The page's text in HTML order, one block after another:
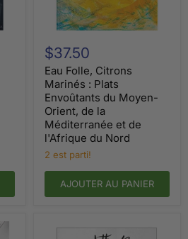
Folle,
Citrons
Marinés
Plats
Envoûtants
du
Moyen-
Orient,
de
la
Méditerranée
de
Nord
$37.50
Eau Folle, Citrons
Marinés : Plats
Envoûtants du Moyen-
Orient, de la
Méditerranée et de
l'Afrique du Nord
2 est parti!
AJOUTER AU PANIER